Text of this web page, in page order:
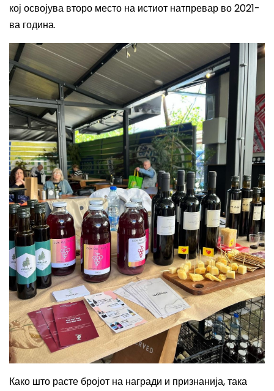
кој освојува второ место на истиот натпревар во 2021-
ва година.
Како што расте бројот на награди и признанија, така